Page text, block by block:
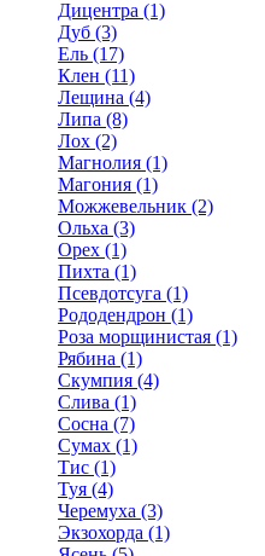
Дицентра (1)
Дуб (3)
Ель (17)
Клен (11)
Лещина (4)
Липа (8)
Лох (2)
Магнолия (1)
Магония (1)
Можжевельник (2)
Ольха (3)
Орех (1)
Пихта (1)
Псевдотсуга (1)
Рододендрон (1)
Роза морщинистая (1)
Рябина (1)
Скумпия (4)
Слива (1)
Сосна (7)
Сумах (1)
Тис (1)
Туя (4)
Черемуха (3)
Экзохорда (1)